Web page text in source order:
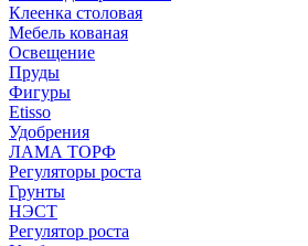
Клеенка столовая
Мебель кованая
Освещение
Пруды
Фигуры
Etisso
Удобрения
ЛАМА ТОРФ
Регуляторы роста
Грунты
НЭСТ
Регулятор роста